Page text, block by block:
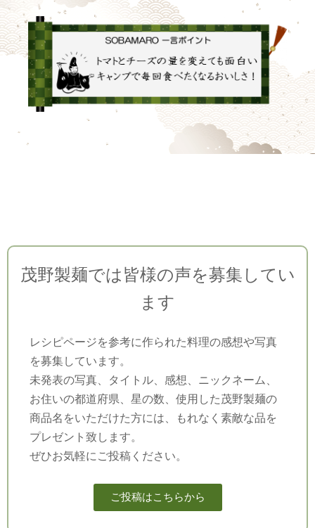
茂野製麺では皆様の声を募集してい
ます
レシピページを参考に作られた料理の感想や写真
を募集しています。
未発表の写真、タイトル、感想、ニックネーム、
お住いの都道府県、星の数、使用した茂野製麺の
商品名をいただけた方には、もれなく素敵な品を
プレゼント致します。
ぜひお気軽にご投稿ください。
ご投稿はこちらから